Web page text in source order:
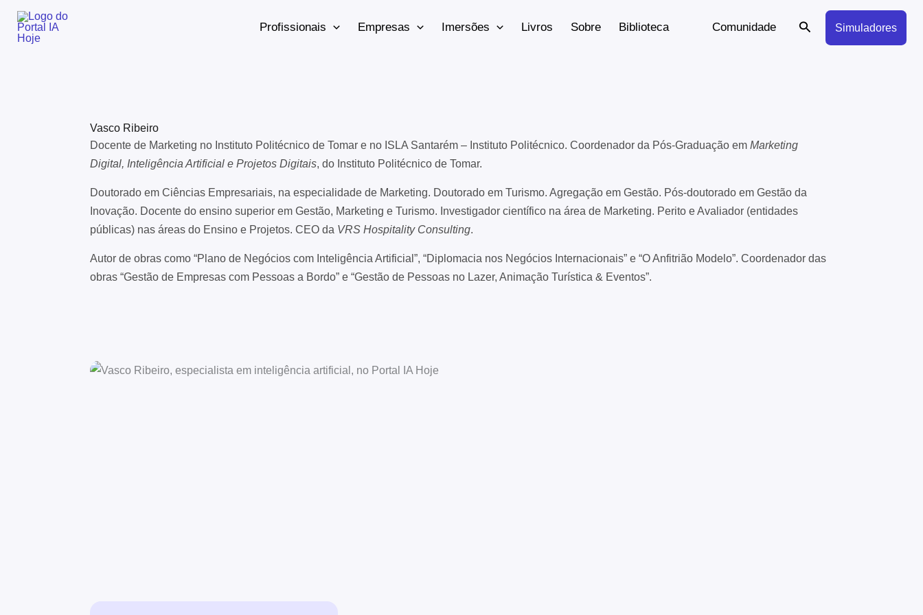
Skip
content
Profissionais Empresas Imersões Livros Sobre Biblioteca Comunidade SearchSimuladores
Vasco Ribeiro
Docente de Marketing no Instituto Politécnico de Tomar e no ISLA Santarém – Instituto Politécnico.Coordenador da Pós-Graduação emMarketing
Digital, Inteligência Artificial e Projetos Digitais, do Instituto Politécnico de Tomar.
Doutorado em Ciências Empresariais, na especialidade de Marketing. Doutorado em Turismo. Agregação em Gestão. Pós-doutorado em Gestão da
Inovação. Docente do ensino superior em Gestão, Marketing e Turismo. Investigador científico na área de Marketing. Perito e Avaliador (entidades
públicas) nas áreas do Ensino e Projetos.CEO da VRS Hospitality Consulting.
Autor de obras como “Plano de Negócios com Inteligência Artificial”, “Diplomacia nos Negócios Internacionais” e “O Anfitrião Modelo”. Coordenador das
obras “Gestão de Empresas com Pessoas a Bordo” e “Gestão de Pessoas no Lazer, Animação Turística & Eventos”.